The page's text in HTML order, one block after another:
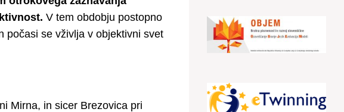
. V tem obdobju postopno
počasi se vživlja v objektivni svet
Mirna, in sicer Brezovica pri